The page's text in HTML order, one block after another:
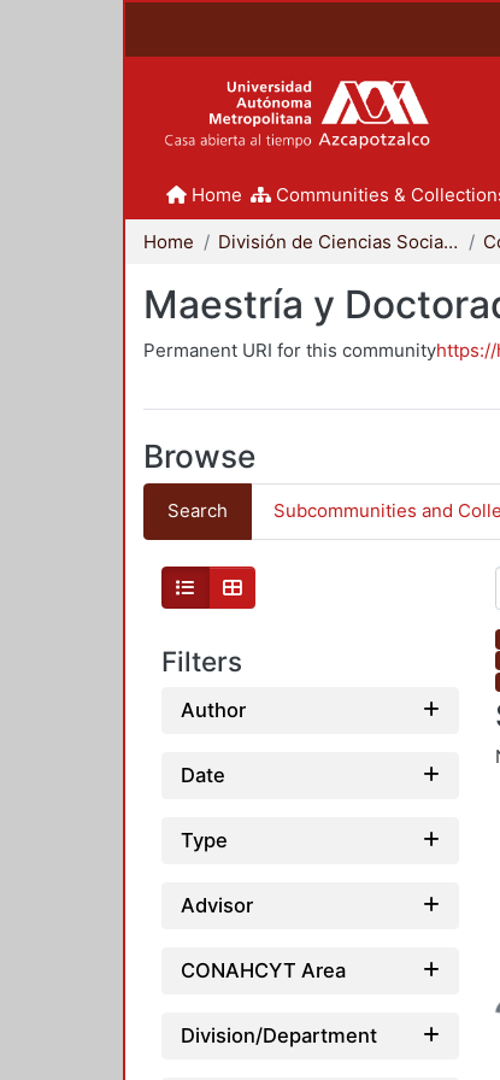
Home Communities &
Home División de Ciencias Sociales y Humanidades
Maestría y
Permanent URI for this communityhttps://
Browse
Search Subcommunities and
Filters
Author
Date
Type
Advisor
CONAHCYT Area
Division/Department